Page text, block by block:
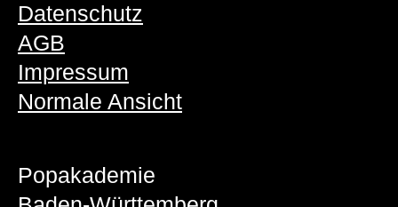
Datenschutz
AGB
Impressum
Normale Ansicht
Popakademie